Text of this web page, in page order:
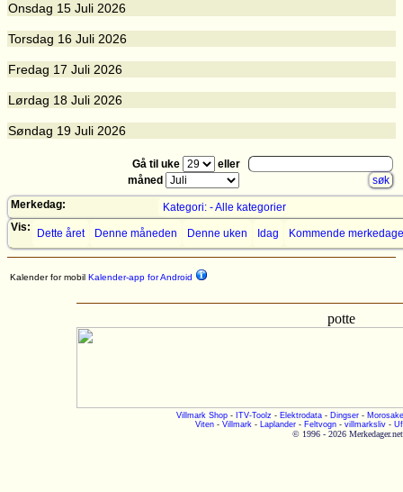
Onsdag 15 Juli 2026
Torsdag 16 Juli 2026
Fredag 17 Juli 2026
Lørdag 18 Juli 2026
Søndag 19 Juli 2026
Gå til uke
eller
måned
Merkedag:
Kategori: - Alle kategorier
Vis:
Dette året Denne måneden Denne uken Idag Kommende
Kalender for mobil Kalender-app for Android
potte
Villmark Shop- ITV-Toolz - Elektrodata- Dingser-
Viten - Villmark - Laplander - Feltvogn - villmarksliv -
© 1996 - 2026 Merkedager.net